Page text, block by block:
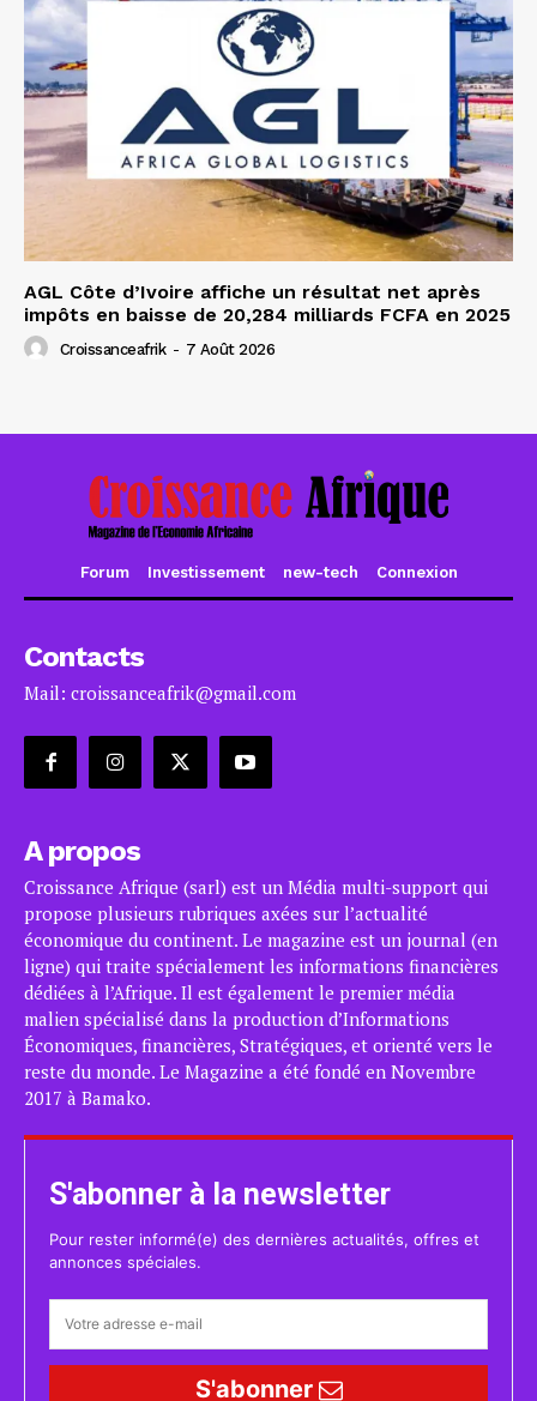
AGL Côte d’Ivoire affiche un résultat net après
impôts en baisse de 20,284 milliards FCFA en 2025
Croissanceafrik - 7 Août 2026
Forum Investissement new-tech Connexion
Contacts
Mail: croissanceafrik@gmail.com
A propos
Croissance Afrique (sarl) est un Média multi-support qui
propose plusieurs rubriques axées sur l’actualité
économique du continent. Le magazine est un journal (en
ligne) qui traite spécialement les informations financières
dédiées à l’Afrique. Il est également le premier média
malien spécialisé dans la production d’Informations
Économiques, financières, Stratégiques, et orienté vers le
reste du monde. Le Magazine a été fondé en Novembre
2017 à Bamako.
S'abonner à la newsletter
Pour rester informé(e) des dernières actualités, offres et
annonces spéciales.
S'abonner